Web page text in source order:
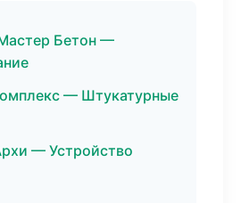
Бетон —
— Штукатурные
— Устройство